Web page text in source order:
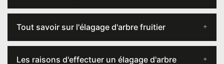
Tout savoir sur l'élagage d'arbre fruitier
Les raisons d'effectuer un élagage d'arbre